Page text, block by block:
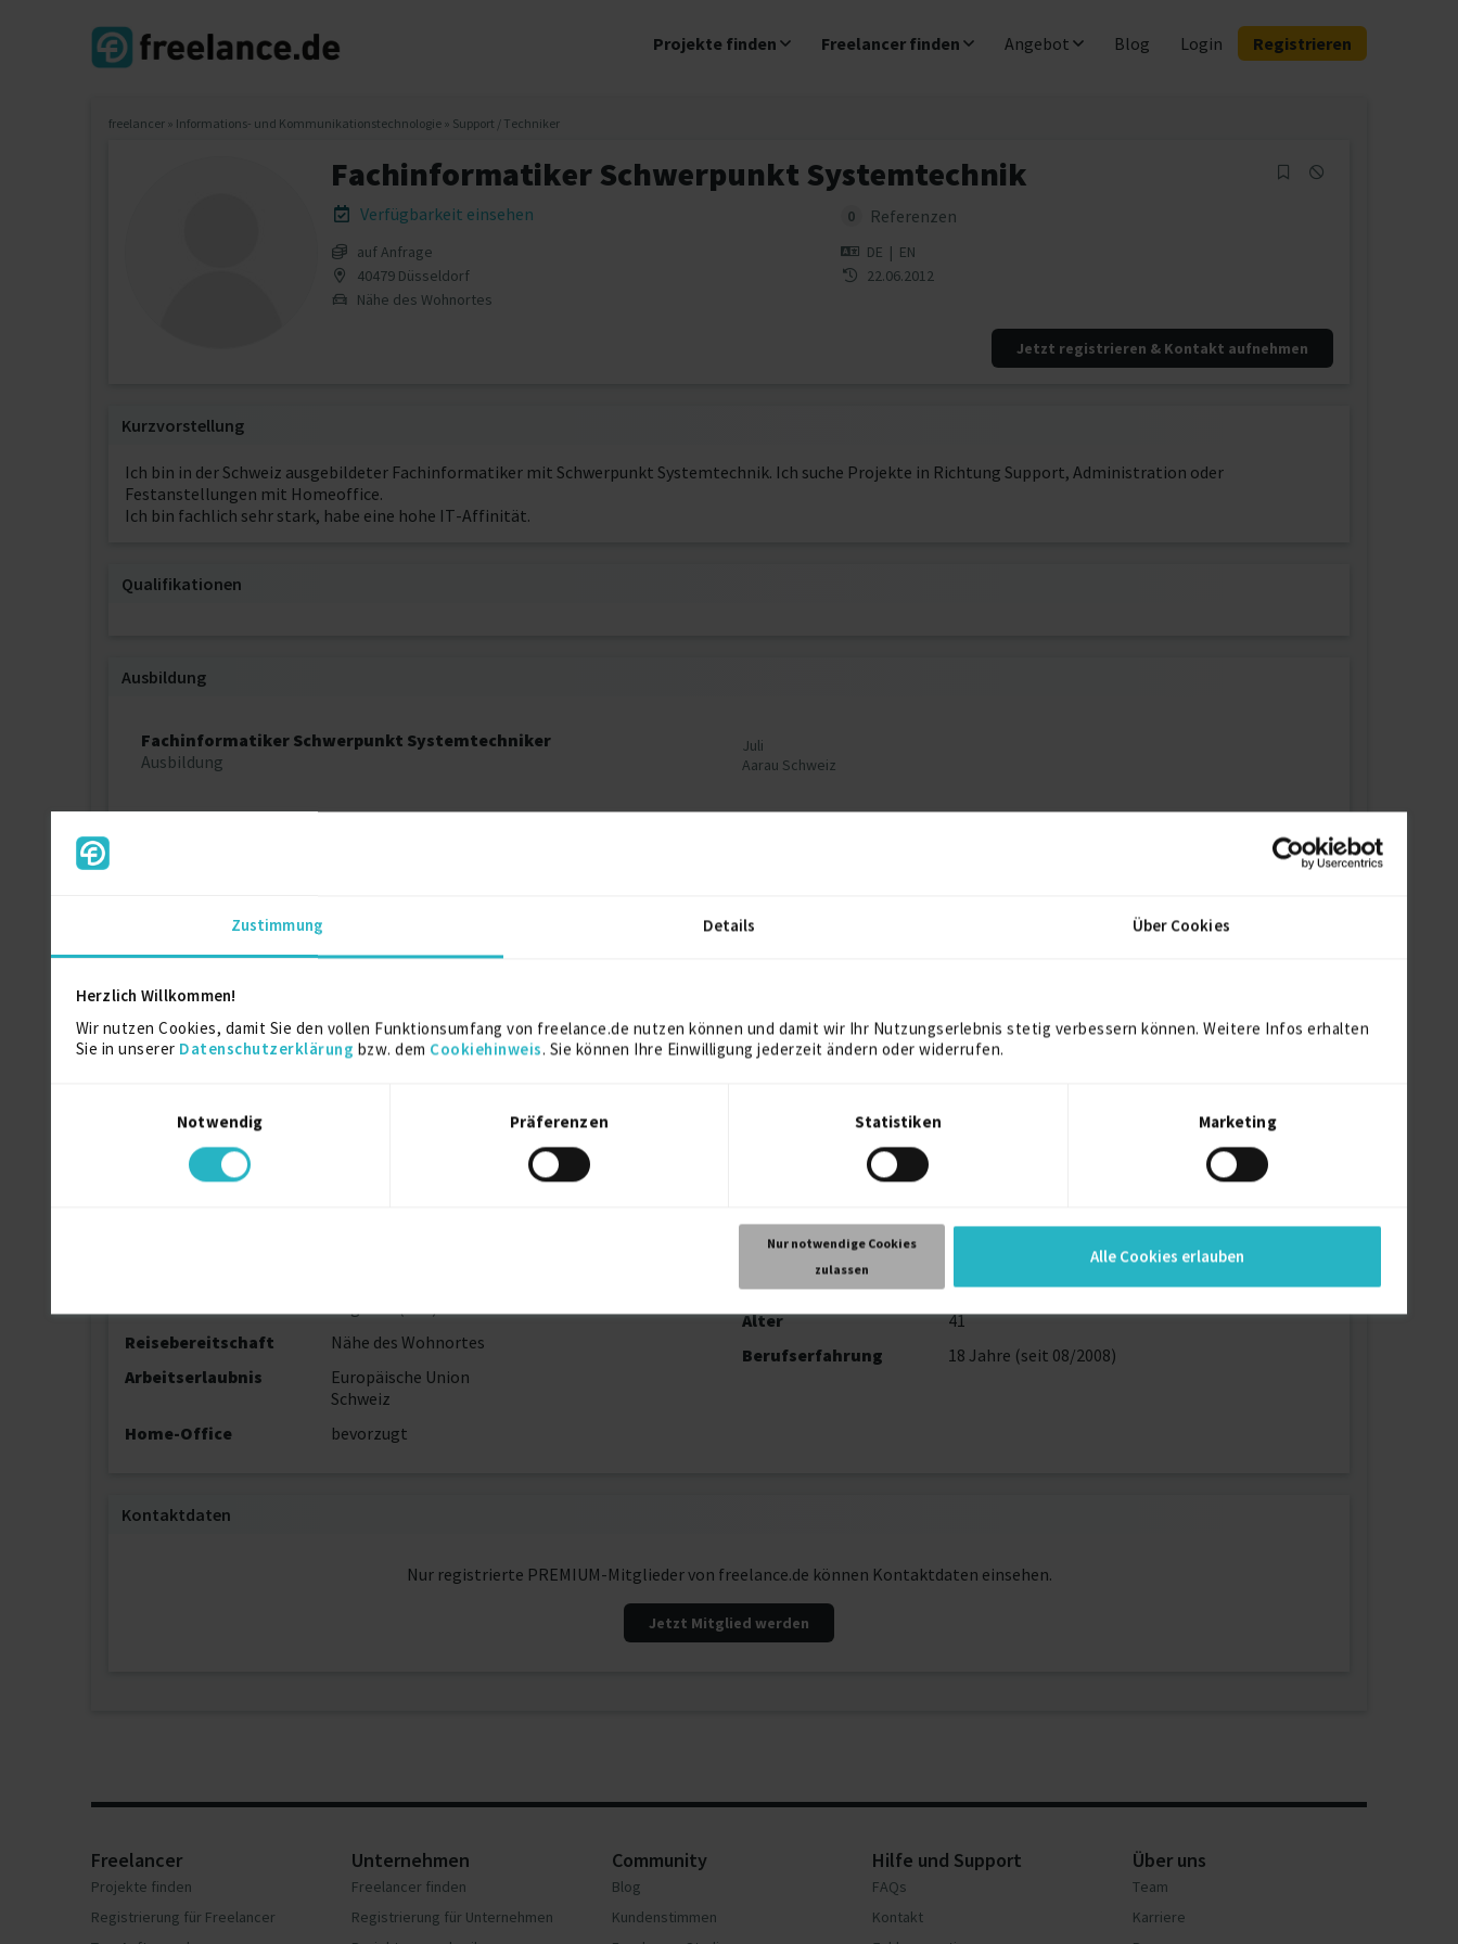
Zustimmung Details Über Cookies
Herzlich Willkommen!
Wir nutzen Cookies, damit Sie den vollen Funktionsumfang von freelance.de nutzen können und damit wir Ihr Nutzungserlebnis stetig verbessern können. Weitere Infos erhalten
Sie in unserer Datenschutzerklärung bzw. dem Cookiehinweis. Sie können Ihre Einwilligung jederzeit ändern oder widerrufen.
Notwendig
Präferenzen Statistiken Marketing
Nur notwendige Cookies
zulassen
Alle Cookies erlauben
Projekte finden Freelancer finden Angebot Blog Login Registrieren
freelancer » Informations- und Kommunikationstechnologie » Support / Techniker
Fachinformatiker Schwerpunkt Systemtechnik
Verfügbarkeit einsehen 0 Referenzen
auf Anfrage
40479 Düsseldorf
Nähe des Wohnortes
DE | EN
22.06.2012
Jetzt registrieren & Kontakt aufnehmen
Kurzvorstellung
Ich bin in der Schweiz ausgebildeter Fachinformatiker mit Schwerpunkt Systemtechnik. Ich suche Projekte in Richtung Support, Administration oder
Festanstellungen mit Homeoffice.
Ich bin fachlich sehr stark, habe eine hohe IT-Affinität.
Qualifikationen
Ausbildung
Fachinformatiker Schwerpunkt Systemtechniker
Ausbildung
Juli
Aarau Schweiz
Sämtlichen Windows Betriebssysteme
MS office
Serveradministration
1st/2nd Level Support
Computer allgemein
Reisebereitschaft
Nähe des Wohnortes
Arbeitserlaubnis
Europäische Union
Schweiz
Home-Office
bevorzugt
Profilaufrufe
1218
Alter
41
Berufserfahrung
18 Jahre (seit 08/2008)
Kontaktdaten
Nur registrierte PREMIUM-Mitglieder von freelance.de können Kontaktdaten einsehen.
Jetzt Mitglied werden
Freelancer
Projekte finden
Registrierung für Freelancer
Unternehmen
Freelancer finden
Registrierung für Unternehmen
Community
Blog
Kundenstimmen
Hilfe und Support
FAQs
Kontakt
Über uns
Team
Karriere